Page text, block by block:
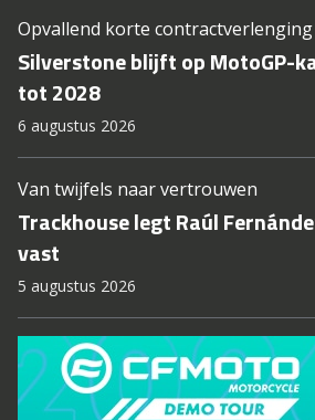
Opvallend korte
Silverstone blijft op MotoGP-
tot 2028
6 augustus 2026
Van twijfels naar vertrouwen
Trackhouse legt Raúl
vast
5 augustus 2026